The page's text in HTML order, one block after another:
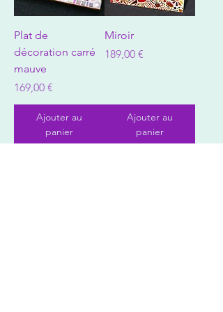
Plat de
décoration carré
mauve
Prix
169,00 €
Ajouter au
panier
Miroir
Prix
189,00 €
Ajouter au
panier